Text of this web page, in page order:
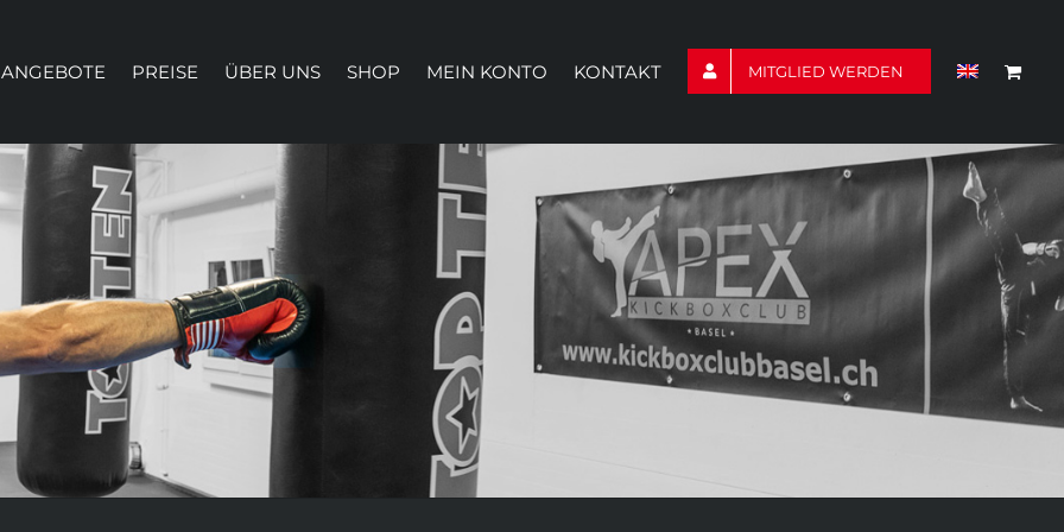
ANGEBOTE PREISE ÜBER UNS SHOP MEIN KONTO KONTAKT MITGLIED WERDEN